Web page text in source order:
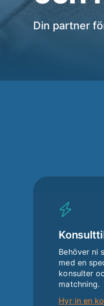
Din partner
Behöver ni
med en
konsulter
matchning.
Hyr in en